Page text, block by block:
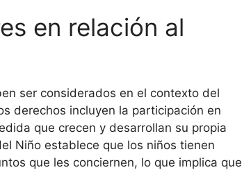
en relación al
ser considerados en el contexto del
derechos incluyen la participación en
que crecen y desarrollan su propia
Niño establece que los niños tienen
que les conciernen, lo que implica que